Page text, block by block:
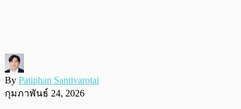
By Patiphan Santivarotai
กุมภาพันธ์ 24, 2026